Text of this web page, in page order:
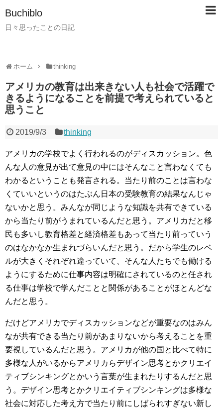
Buchiblo
日々思ったことの日記
ホーム thinking
アメリカの教育は出来きない人も社会で活躍で
きるようになることを前提で考えられていると
思うこと
2019/9/3 thinking
アメリカの学校でよく行われるのがディスカッション。色
んな人の意見が出て意見の中にはそんなこと言わなくても
わかるということも発言される。当たり前のことは言わな
くていいというのはたぶん日本の受験教育の結果なんじゃ
ないかと思う。みんなが同じような知識を共有できている
から当たり前がうまれているんだと思う。アメリカだと移
民も多いし教育格差と経済格差もあって当たり前っていう
のはなかなか生まれづらいんだと思う。だから学生のレベ
ルが大きくそれぞれ違っていて、そんな人たちでも働ける
ようにするために仕事内容は明確にされているのと任され
る仕事は学校で学んだことと関係があることがほとんどな
んだと思う。
だけどアメリカでディスカッションなどが重要なのはみん
なが共有できる当たり前があまりないから考えることを重
要視しているんだと思う。アメリカが他の国と比べて特に
多様な人がいるからアメリカらデザイン思考とかクリエイ
ティブシンキングとかいう言葉が生まれたりするんだと思
う。デザイン思考とかクリエイティブシンキングは多様な
社会に対応した考え方で当たり前にしばられすぎない新し